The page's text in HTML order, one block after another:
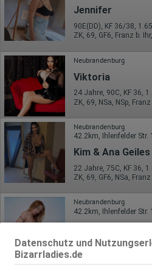
Datenschutz und
Bizarrladies.de
Jennifer
Neubrandenburg
Viktoria
Neubrandenburg
42.2km, Ihlenfelder Str.
Kim & Ana
Neubrandenburg
42.2km, Ihlenfelder Str.